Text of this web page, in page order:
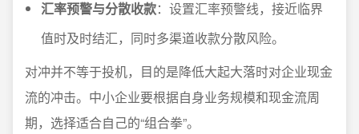
汇率预警与分散收款：设置汇率预警线，接近临界
值时及时结汇，同时多渠道收款分散风险。
对冲并不等于投机，目的是降低大起大落时对企业现金
流的冲击。中小企业要根据自身业务规模和现金流周
期，选择适合自己的“组合拳”。